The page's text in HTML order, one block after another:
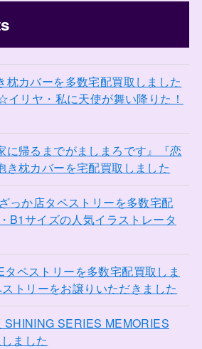
枕カバーを多数宅配買取しました
イリヤ・私に天使が舞い降りた！
に帰るまでがましまろです』『恋
き枕カバーを宅配買取しました
っか店タペストリーを多数宅配
B1サイズの人気イラストレータ
ペストリーを多数宅配買取しま
トリーをお譲りいただきました
SHINING SERIES MEMORIES
ました